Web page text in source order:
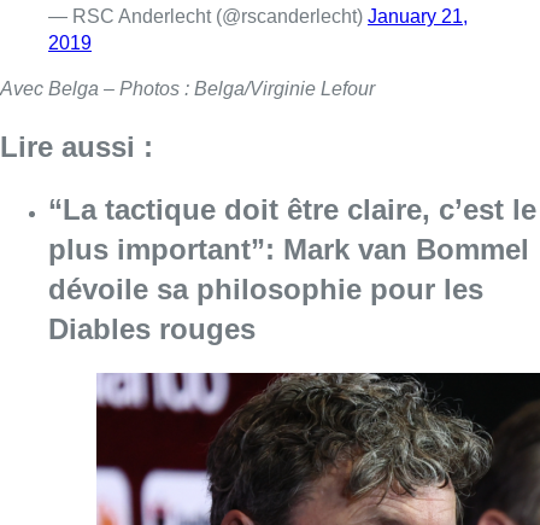
— RSC Anderlecht (@rscanderlecht) January 21,
2019
Avec Belga – Photos : Belga/Virginie Lefour
Lire aussi :
“La tactique doit être claire, c’est le
plus important”: Mark van Bommel
dévoile sa philosophie pour les
Diables rouges